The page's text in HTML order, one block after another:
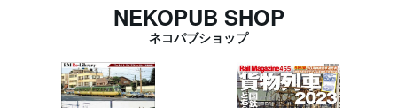
NEKOPUB SHOP
ネコパブショップ